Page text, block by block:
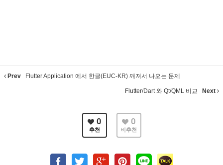
Prev Flutter Application 에서 한글(EUC-KR) 깨져서 나오는 문제
Flutter/Dart 와 Qt/QML 비교 Next
0
추천
0
비추천